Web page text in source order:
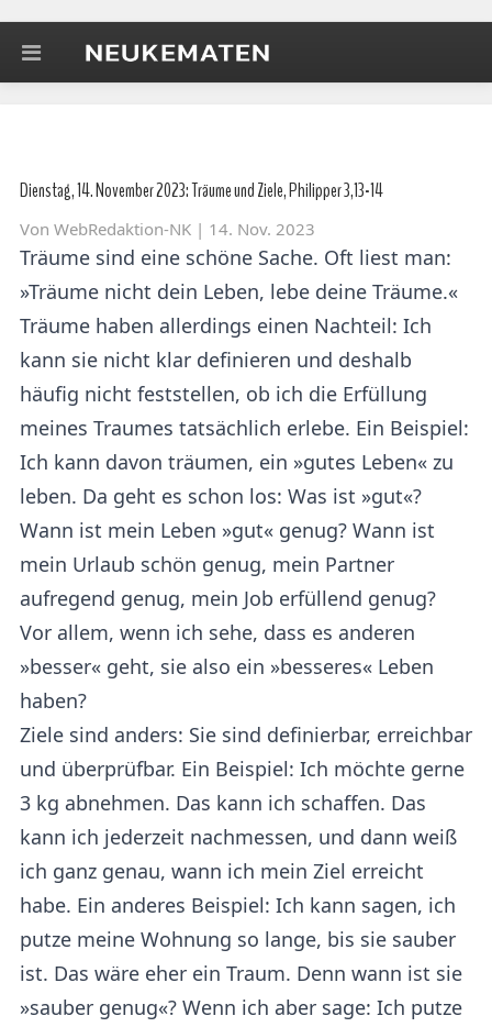
Dienstag, 14. November 2023: Träume und Ziele, Philipper 3,13-14
Von WebRedaktion-NK | 14. Nov. 2023
Träume sind eine schöne Sache. Oft liest man:
»Träume nicht dein Leben, lebe deine Träume.«
Träume haben allerdings einen Nachteil: Ich
kann sie nicht klar definieren und deshalb
häufig nicht feststellen, ob ich die Erfüllung
meines Traumes tatsächlich erlebe. Ein Beispiel:
Ich kann davon träumen, ein »gutes Leben« zu
leben. Da geht es schon los: Was ist »gut«?
Wann ist mein Leben »gut« genug? Wann ist
mein Urlaub schön genug, mein Partner
aufregend genug, mein Job erfüllend genug?
Vor allem, wenn ich sehe, dass es anderen
»besser« geht, sie also ein »besseres« Leben
haben?
Ziele sind anders: Sie sind definierbar, erreichbar
und überprüfbar. Ein Beispiel: Ich möchte gerne
3 kg abnehmen. Das kann ich schaffen. Das
kann ich jederzeit nachmessen, und dann weiß
ich ganz genau, wann ich mein Ziel erreicht
habe. Ein anderes Beispiel: Ich kann sagen, ich
putze meine Wohnung so lange, bis sie sauber
ist. Das wäre eher ein Traum. Denn wann ist sie
»sauber genug«? Wenn ich aber sage: Ich putze